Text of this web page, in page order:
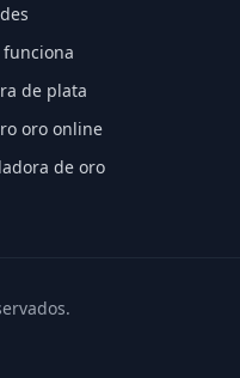
funciona
de plata
oro online
de oro